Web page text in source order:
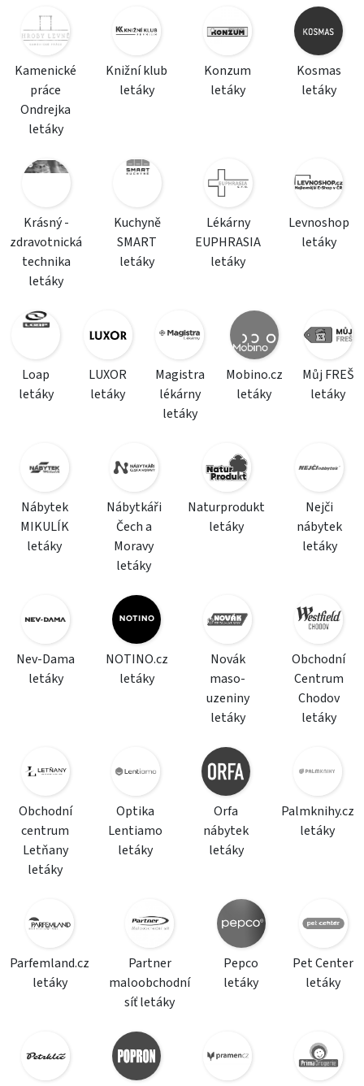
Kamenické
práce
Ondrejka
letáky
Knižní klub
letáky
Konzum
letáky
Kosmas
letáky
Krásný -
zdravotnická
technika
letáky
Kuchyně
SMART
letáky
Lékárny
EUPHRASIA
letáky
Levnoshop
letáky
Loap
letáky
LUXOR
letáky
Magistra
lékárny
letáky
Mobino.cz
letáky
Můj FREŠ
letáky
Nábytek
MIKULÍK
letáky
Nábytkáři
Čech a
Moravy
letáky
Naturprodukt
letáky
Nejči
nábytek
letáky
Nev-Dama
letáky
NOTINO.cz
letáky
Novák
maso-
uzeniny
letáky
Obchodní
Centrum
Chodov
letáky
Obchodní
centrum
Letňany
letáky
Optika
Lentiamo
letáky
Orfa
nábytek
letáky
Palmknihy.cz
letáky
Parfemland.cz
letáky
Partner
maloobchodní
síť letáky
Pepco
letáky
Pet Center
letáky